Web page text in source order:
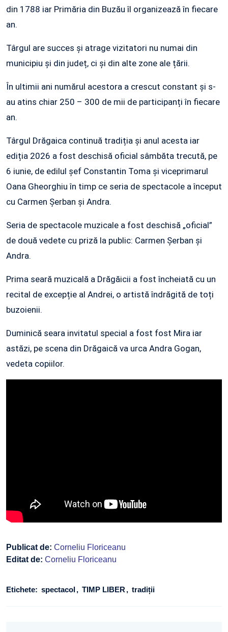
din 1788 iar Primăria din Buzău îl organizează în fiecare
an.
Târgul are succes și atrage vizitatori nu numai din
municipiu și din județ, ci și din alte zone ale țării.
În ultimii ani numărul acestora a crescut constant și s-
au atins chiar 250 – 300 de mii de participanți în fiecare
an.
Târgul Drăgaica continuă tradiția și anul acesta iar
ediția 2026 a fost deschisă oficial sâmbăta trecută, pe
6 iunie, de edilul șef Constantin Toma și viceprimarul
Oana Gheorghiu în timp ce seria de spectacole a început
cu Carmen Șerban și Andra.
Seria de spectacole muzicale a fost deschisă „oficial”
de două vedete cu priză la public: Carmen Șerban și
Andra.
Prima seară muzicală a Drăgăicii a fost încheiată cu un
recital de excepție al Andrei, o artistă îndrăgită de toți
buzoienii.
Duminică seara invitatul special a fost fost Mira iar
astăzi, pe scena din Drăgaică va urca Andra Gogan,
vedeta copiilor.
Publicat de: Corneliu Floriceanu
Editat de: Corneliu Floriceanu
Etichete: spectacol TIMP LIBER tradiții